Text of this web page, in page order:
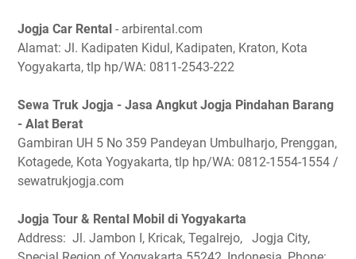
Jogja Car Rental - arbirental.com
Alamat: Jl. Kadipaten Kidul, Kadipaten, Kraton, Kota
Yogyakarta, tlp hp/WA: 0811-2543-222
Sewa Truk Jogja - Jasa Angkut Jogja Pindahan Barang
- Alat Berat
Gambiran UH 5 No 359 Pandeyan Umbulharjo, Prenggan,
Kotagede, Kota Yogyakarta, tlp hp/WA: 0812-1554-1554 /
sewatrukjogja.com
Jogja Tour & Rental Mobil di Yogyakarta
Address: Jl. Jambon I, Kricak, Tegalrejo, Jogja City,